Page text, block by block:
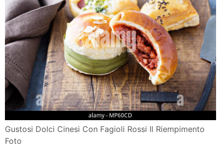
Gustosi Dolci Cinesi Con Fagioli Rossi Il Riempimento
Foto